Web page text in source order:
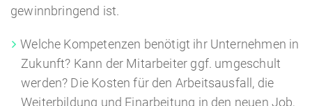
gewinnbringend ist.
Welche Kompetenzen benötigt ihr Unternehmen in
Zukunft? Kann der Mitarbeiter ggf. umgeschult
werden? Die Kosten für den Arbeitsausfall, die
Weiterbildung und Einarbeitung in den neuen Job,